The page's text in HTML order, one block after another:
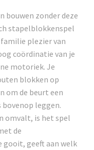
bouwen zonder deze
stapelblokkenspel
plezier van
coördinatie van je
motoriek. Je
blokken op
om de beurt een
leggen.
omvalt, is het spel
de
gooit, geeft aan welk